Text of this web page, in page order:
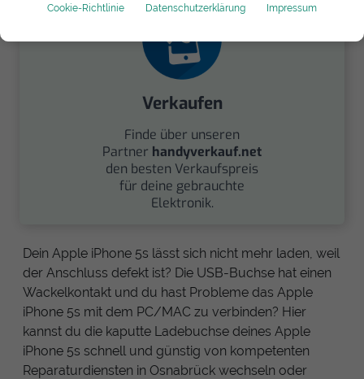
Cookie-Richtlinie Datenschutzerklärung Impressum
Verkaufen
Finde über unseren
Partner handyverkauf.net
den besten Verkaufspreis
für deine gebrauchte
Elektronik.
Dein Apple iPhone 5s lässt sich nicht mehr laden, weil
der Anschluss defekt ist? Die USB-Buchse hat einen
Wackelkontakt und du hast Probleme das Apple
iPhone 5s mit dem PC/MAC zu verbinden? Hier
kannst du die kaputte Ladebuchse deines Apple
iPhone 5s schnell und günstig von kompetenten
Reparaturdiensten in Osnabrück wechseln oder